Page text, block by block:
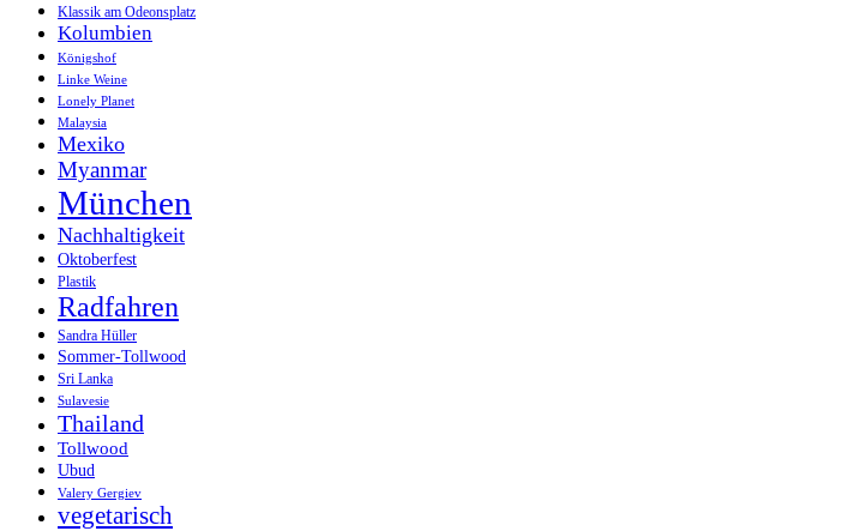
Klassik am Odeonsplatz
Kolumbien
Königshof
Linke Weine
Lonely Planet
Malaysia
Mexiko
Myanmar
München
Nachhaltigkeit
Oktoberfest
Plastik
Radfahren
Sandra Hüller
Sommer-Tollwood
Sri Lanka
Sulavesie
Thailand
Tollwood
Ubud
Valery Gergiev
vegetarisch